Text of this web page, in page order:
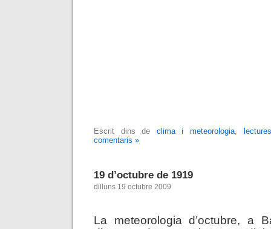
Escrit dins de clima i meteorologia,
comentaris »
19 d’octubre de 1919
dilluns 19 octubre 2009
La meteorologia d’octubre, a